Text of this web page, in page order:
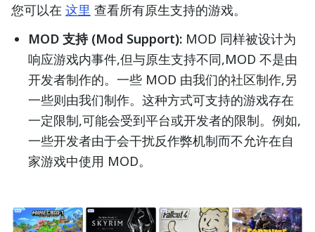
您可以在 这里 查看所有原生支持的游戏。
MOD 支持 (Mod Support): MOD 同样被设计为
响应游戏内事件,但与原生支持不同,MOD 不是由
开发者制作的。一些 MOD 由我们的社区制作,另
一些则由我们制作。这种方式可支持的游戏存在
一定限制,可能会受到平台或开发者的限制。例如,
一些开发者由于会干扰反作弊机制而不允许在自
家游戏中使用 MOD。